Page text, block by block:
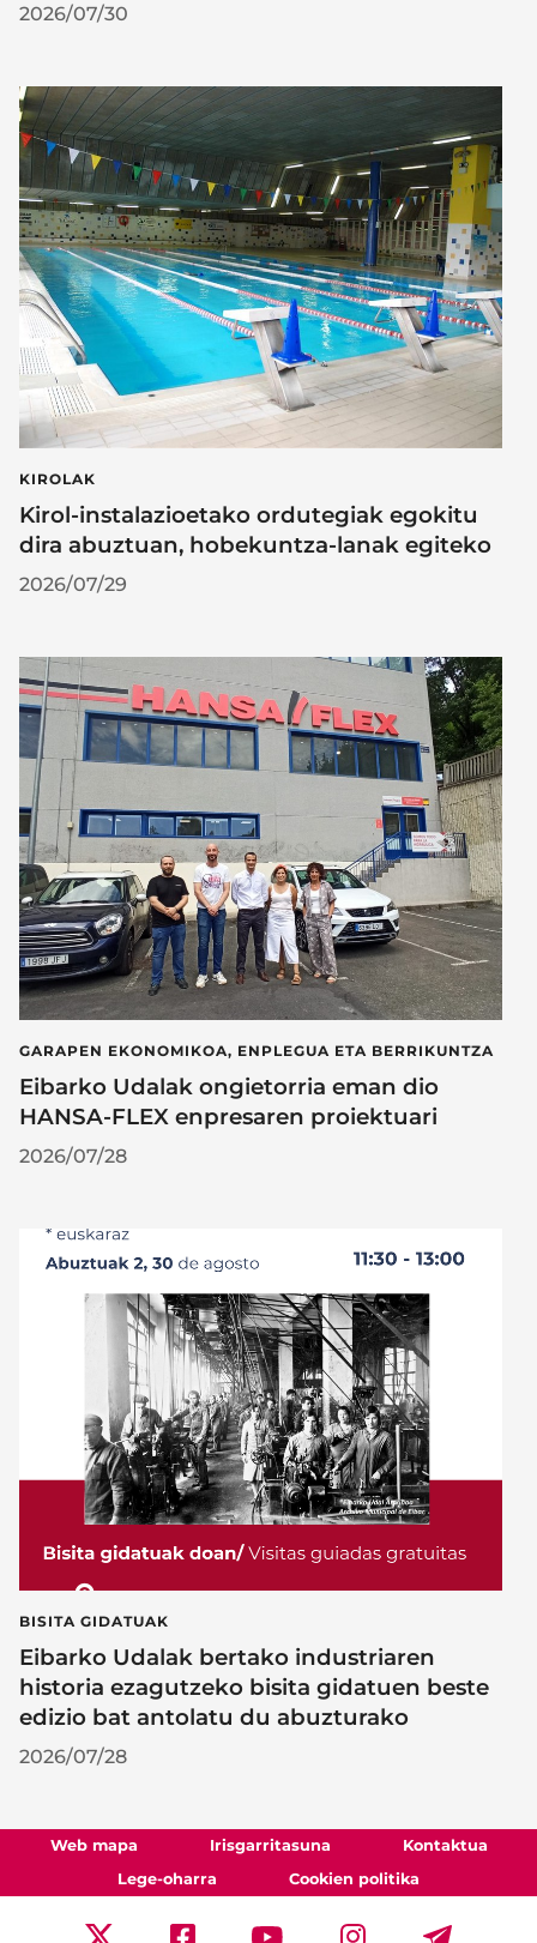
2026/07/30
KIROLAK
Kirol-instalazioetako ordutegiak egokitu
dira abuztuan, hobekuntza-lanak egiteko
2026/07/29
GARAPEN EKONOMIKOA, ENPLEGUA ETA BERRIKUNTZA
Eibarko Udalak ongietorria eman dio
HANSA-FLEX enpresaren proiektuari
2026/07/28
BISITA GIDATUAK
Eibarko Udalak bertako industriaren
historia ezagutzeko bisita gidatuen beste
edizio bat antolatu du abuzturako
2026/07/28
Web mapa Irisgarritasuna
Kontaktua
Lege-oharra
Cookien politika